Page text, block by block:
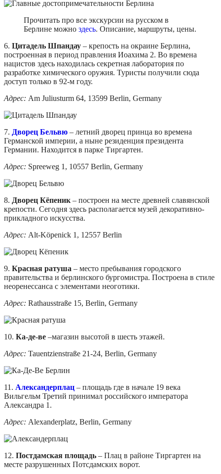
Прочитать про все экскурсии на русском в
Берлине можно здесь. Описание, маршруты, цены.
6. Цитадель Шпандау – крепость на окраине Берлина,
построенная в период правления Иоахима 2. Во времена
нацистов здесь находилась секретная лаборатория по
разработке химического оружия. Туристы получили сюда
доступ только в 92-м году.
Адрес: Am Juliusturm 64, 13599 Berlin, Germany
7. Дворец Бельвю – летний дворец принца во времена
Германской империи, а ныне резиденция президента
Германии. Находится в парке Тиргартен.
Адрес: Spreeweg 1, 10557 Berlin, Germany
8. Дворец Кёпеник – построен на месте древней славянской
крепости. Сегодня здесь располагается музей декоративно-
прикладного искусства.
Адрес: Alt-Köpenick 1, 12557 Berlin
9. Красная ратуша – место пребывания городского
правительства и берлинского бургомистра. Построена в стиле
неоренессанса с элементами неоготики.
Адрес: Rathausstraße 15, Berlin, Germany
10. Ка-де-ве –магазин высотой в шесть этажей.
Адрес: Tauentzienstraße 21-24, Berlin, Germany
11. Александерплац – площадь где в начале 19 века
Вильгельм Третий принимал российского императора
Александра 1.
Адрес: Alexanderplatz, Berlin, Germany
12. Постдамская площадь – Плац в районе Тиргартен на
месте разрушенных Потсдамских ворот.